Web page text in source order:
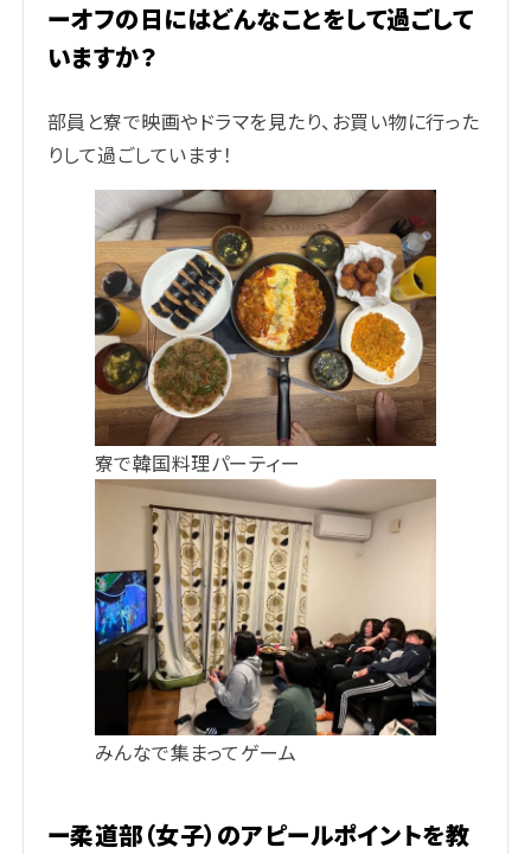
ーオフの日にはどんなことをして過ごして
いますか？
部員と寮で映画やドラマを見たり、お買い物に行った
りして過ごしています！
寮で韓国料理パーティー
みんなで集まってゲーム
ー柔道部（女子）のアピールポイントを教